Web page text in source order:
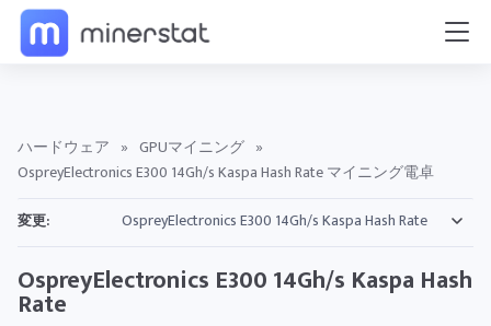
ハードウェア » GPUマイニング »
OspreyElectronics E300 14Gh/s Kaspa Hash Rate マイニング電卓
変更:
OspreyElectronics E300 14Gh/s Kaspa Hash
Rate